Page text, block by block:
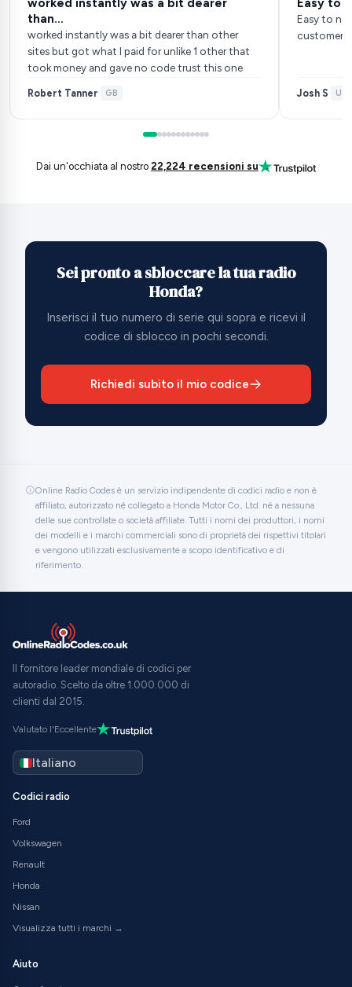
worked instantly was a bit dearer
than…
worked instantly was a bit dearer than other
sites but got what I paid for unlike 1 other that
took money and gave no code trust this one
Robert Tanner· GB
Easy to
Easy to
customer
Josh S· US
Dai un'occhiata al nostro 22,224 recensioni su
Sei pronto a sbloccare la tua radio
Honda?
Inserisci il tuo numero di serie qui sopra e ricevi il
codice di sblocco in pochi secondi.
Richiedi subito il mio codice
Online Radio Codes è un servizio indipendente di codici radio e non è
affiliato, autorizzato né collegato a Honda Motor Co., Ltd. né a nessuna
delle sue controllate o società affiliate. Tutti i nomi dei produttori, i nomi
dei modelli e i marchi commerciali sono di proprietà dei rispettivi titolari
e vengono utilizzati esclusivamente a scopo identificativo e di
riferimento.
Il fornitore leader mondiale di codici per
autoradio. Scelto da oltre 1.000.000 di
clienti dal 2015.
Valutato l'Eccellente
Codici radio
Ford
Volkswagen
Renault
Honda
Nissan
Visualizza tutti i marchi →
Aiuto